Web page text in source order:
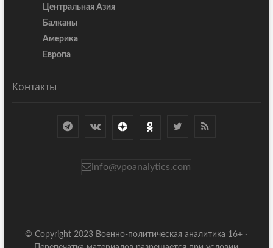
Центральная Азия
Балканы
Америка
Европа
Контакты
info@vpoanalytics.com
© Copyright 2023 Военно-политическая аналитика 16+ ·